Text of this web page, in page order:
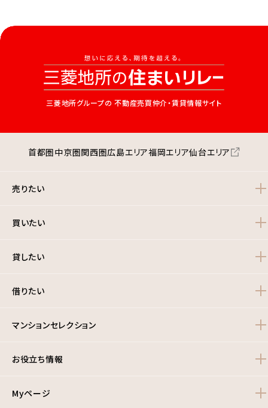
三菱地所グループの 不動産売買仲介・賃貸情報サイト
首都圏中京圏関西圏広島エリア福岡エリア仙台エリア
売りたい
買いたい
貸したい
借りたい
マンションセレクション
お役立ち情報
Myページ